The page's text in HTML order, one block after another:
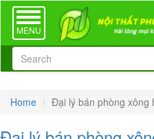
TOGGLE
NAVIGATION
MENU
Home Đại lý bán phòng xông